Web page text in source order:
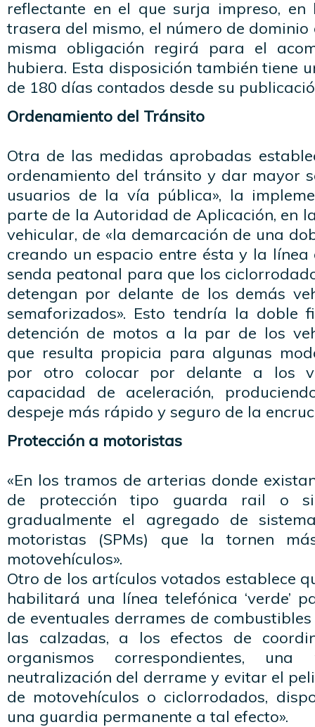
reflectante en el que surja impreso,
trasera del mismo, el número de dominio
misma obligación regirá para el
hubiera. Esta disposición también tiene
de 180 días contados desde su
Ordenamiento del Tránsito
Otra de las medidas aprobadas
ordenamiento del tránsito y dar mayor
usuarios de la vía pública», la
parte de la Autoridad de Aplicación, en
vehicular, de «la demarcación de una
creando un espacio entre ésta y la línea
senda peatonal para que los
detengan por delante de los demás
semaforizados». Esto tendría la doble
detención de motos a la par de los
que resulta propicia para algunas
por otro colocar por delante a los
capacidad de aceleración,
despeje más rápido y seguro de la
Protección a motoristas
«En los tramos de arterias donde
de protección tipo guarda rail o
gradualmente el agregado de
motoristas (SPMs) que la tornen
motovehículos».
Otro de los artículos votados establece
habilitará una línea telefónica ‘verde’
de eventuales derrames de
las calzadas, a los efectos de
organismos correspondientes,
neutralización del derrame y evitar el
de motovehículos o ciclorrodados,
una guardia permanente a tal efecto».